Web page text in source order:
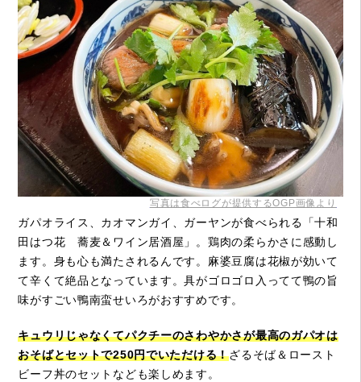
写真は食べログが提供するOGP画像より
ガパオライス、カオマンガイ、ガーヤンが食べられる「十和
田はつ花 蕎麦＆ワイン居酒屋」。鶏肉の柔らかさに感動し
ます。身も心も満たされるんです。麻婆豆腐は花椒が効いて
て辛くて絶品となっています。具がゴロゴロ入ってて鴨の旨
味がすごい鴨南蛮せいろがおすすめです。
キュウリじゃなくてパクチーのさわやかさが最高のガパオは
おそばとセットで250円でいただける！ざるそば＆ロースト
ビーフ丼のセットなども楽しめます。